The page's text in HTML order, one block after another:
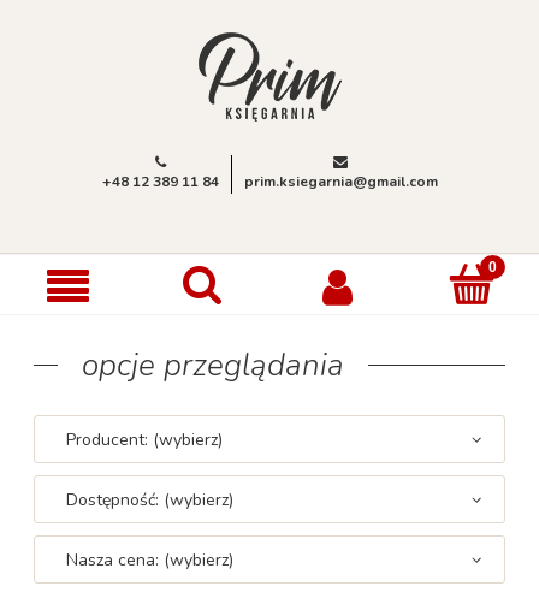
+48 12 389 11 84 prim.ksiegarnia@gmail.com
opcje przeglądania
Producent: (wybierz)
Dostępność: (wybierz)
Nasza cena: (wybierz)